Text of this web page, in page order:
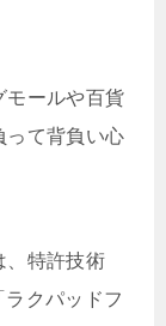
モールや百貨
って背負い心
、特許技術
ラクパッドフ